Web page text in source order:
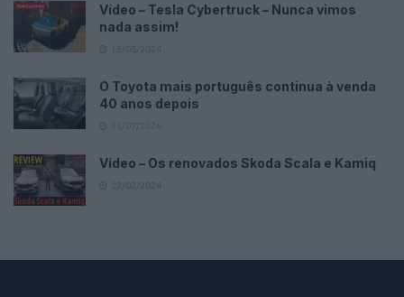
Vídeo – Tesla Cybertruck – Nunca vimos
nada assim!
O Toyota mais português continua à venda
40 anos depois
Vídeo – Os renovados Skoda Scala e Kamiq